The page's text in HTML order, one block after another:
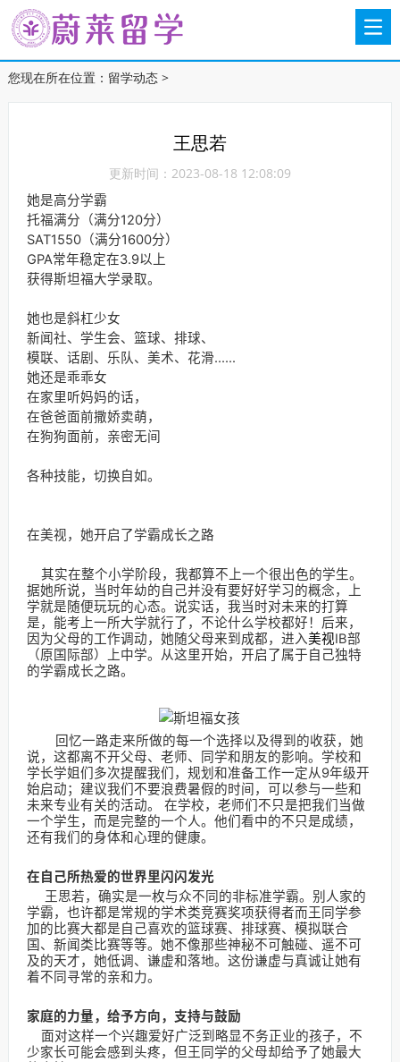
您现在所在位置： 留学动态>
王思若
更新时间：2023-08-18 12:08:09
她是高分学霸
托福满分 （满分120分）
SAT1550（满分1600分）
GPA常年稳定在3.9以上
获得斯坦福大学录取。
她也是斜杠少女
新闻社、学生会、篮球、排球、
模联、话剧、乐队、美术、花滑......
她还是乖乖女
在家里听妈妈的话，
在爸爸面前撒娇卖萌，
在狗狗面前，亲密无间
各种技能，切换自如。
在美视，她开启了学霸成长之路
其实在整个小学阶段，我都算不上一个很出色的学生。
据她所说，当时年幼的自己并没有要好好学习的概念，上
学就是随便玩玩的心态。说实话，我当时对未来的打算
是，能考上一所大学就行了，不论什么学校都好！后来，
因为父母的工作调动，她随父母来到成都，进入美视IB部
（原国际部）上中学。从这里开始，开启了属于自己独特
的学霸成长之路。
回忆一路走来所做的每一个选择以及得到的收获，她
说，这都离不开父母、老师、同学和朋友的影响。学校和
学长学姐们多次提醒我们，规划和准备工作一定从9年级开
始启动；建议我们不要浪费暑假的时间，可以参与一些和
未来专业有关的活动。 在学校，老师们不只是把我们当做
一个学生，而是完整的一个人。他们看中的不只是成绩，
还有我们的身体和心理的健康。
在自己所热爱的世界里闪闪发光
王思若，确实是一枚与众不同的非标准学霸。别人家的
学霸，也许都是常规的学术类竞赛奖项获得者而王同学参
加的比赛大都是自己喜欢的篮球赛、排球赛、模拟联合
国、新闻类比赛等等。她不像那些神秘不可触碰、遥不可
及的天才，她低调、谦虚和落地。这份谦虚与真诚让她有
着不同寻常的亲和力。
家庭的力量，给予方向，支持与鼓励
面对这样一个兴趣爱好广泛到略显不务正业的孩子，不
少家长可能会感到头疼，但王同学的父母却给予了她最大